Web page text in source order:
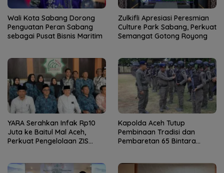
Wali Kota Sabang Dorong
Penguatan Peran Sabang
sebagai Pusat Bisnis Maritim
Zulkifli Apresiasi Peresmian
Culture Park Sabang, Perkuat
Semangat Gotong Royong
YARA Serahkan Infak Rp10
Juta ke Baitul Mal Aceh,
Perkuat Pengelolaan ZIS
Kapolda Aceh Tutup
Pembinaan Tradisi dan
Pembaretan 65 Bintara